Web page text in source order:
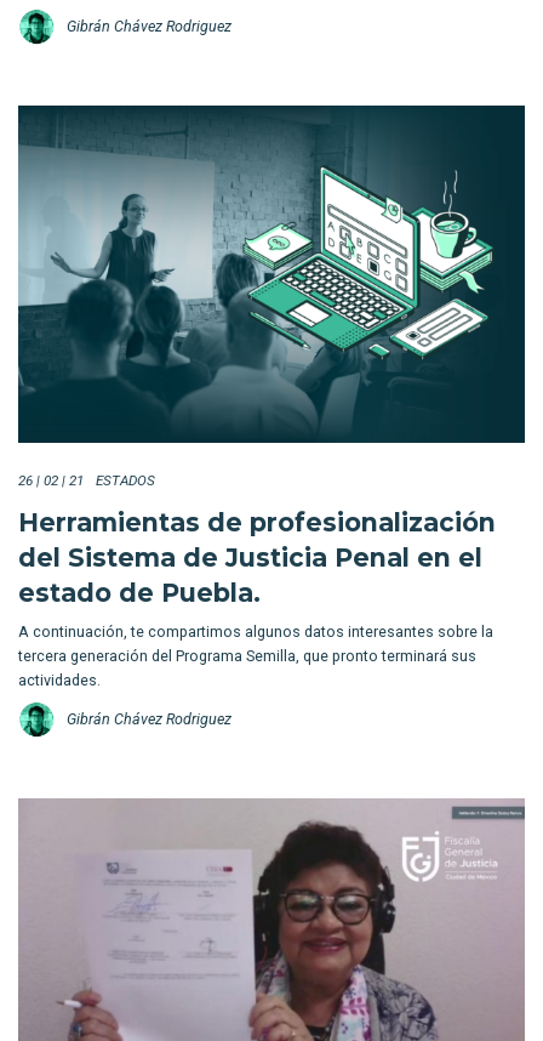
Gibrán Chávez Rodriguez
26 | 02 | 21 ESTADOS
Herramientas de profesionalización
del Sistema de Justicia Penal en el
estado de Puebla.
A continuación, te compartimos algunos datos interesantes sobre la
tercera generación del Programa Semilla, que pronto terminará sus
actividades.
Gibrán Chávez Rodriguez